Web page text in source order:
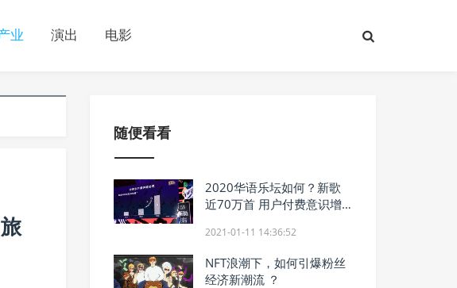
业 演出 电影
随便看看
2020华语乐坛如何？新歌
近70万首 用户付费意识增
2021-01-11 14:36:52
NFT浪潮下，如何引爆粉丝
经济新潮流 ？